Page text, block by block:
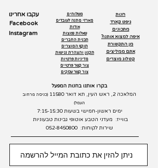
משלוחים
מארזי מתנה לעובדים
אודות
שאלות נפוצות
תכנית החברים
תוקף המוצרים
תקנון והצהרת נגישות
מדיניות פרטיות
צור קשר פרטיים
צור קשר עסקים
חנות
גיפט קארד
מתכונים
איפה למצוא אותנו?
מן התקשורת
אתם ממליצים
קטלוג מוצרים
עקבו אחרינו
Facebook
Instagram
בקרו אותנו בחנות המפעל
המלאכה 2, ראש העין, תא דואר 11580
(כניסה מרחוב
העמל)
ימים ראשון-חמישי בשעות 7:15-15:30
בווייז: מעדני הטבע אוטופי גבינות טבעוניות
שירות לקוחות: 052-8450800